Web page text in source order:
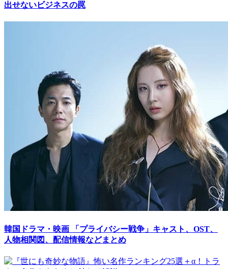
出せないビジネスの罠
韓国ドラマ・映画 「プライバシー戦争」キャスト、OST、
人物相関図、配信情報などまとめ